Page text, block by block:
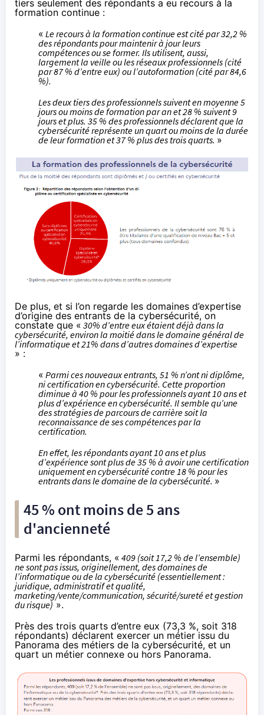
tiers seulement des répondants a eu recours à la
formation continue :
« Le recours à la formation continue est cité par 32,2 %
des répondants pour maintenir à jour leurs
compétences ou se former. Ils utilisent, aussi,
largement la veille ou les réseaux professionnels (cité
par 87 % d’entre eux) ou l’autoformation (cité par 84,6
%).
Les deux tiers des professionnels suivent en moyenne 5
jours ou moins de formation par an et 28 % suivent 9
jours et plus. 35 % des professionnels déclarent que la
cybersécurité représente un quart ou moins de la durée
de leur formation et 37 % plus des trois quarts. »
De plus, et si l’on regarde les domaines d’expertise
d’origine des entrants de la cybersécurité, on
constate que « 30% d’entre eux étaient déjà dans la
cybersécurité, environ la moitié dans le domaine général de
l’informatique et 21% dans d’autres domaines d’expertise
» :
« Parmi ces nouveaux entrants, 51 % n’ont ni diplôme,
ni certification en cybersécurité. Cette proportion
diminue à 40 % pour les professionnels ayant 10 ans et
plus d’expérience en cybersécurité. Il semble qu’une
des stratégies de parcours de carrière soit la
reconnaissance de ses compétences par la
certification.
En effet, les répondants ayant 10 ans et plus
d’expérience sont plus de 35 % à avoir une certification
uniquement en cybersécurité contre 18 % pour les
entrants dans le domaine de la cybersécurité. »
45 % ont moins de 5 ans
d'ancienneté
Parmi les répondants, « 409 (soit 17,2 % de l’ensemble)
ne sont pas issus, originellement, des domaines de
l’informatique ou de la cybersécurité (essentiellement :
juridique, administratif et qualité,
marketing/vente/communication, sécurité/sureté et gestion
du risque) ».
Près des trois quarts d’entre eux (73,3 %, soit 318
répondants) déclarent exercer un métier issu du
Panorama des métiers de la cybersécurité, et un
quart un métier connexe ou hors Panorama.